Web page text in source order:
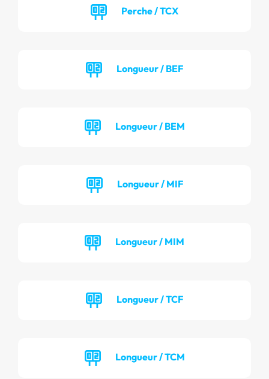
Perche / TCX
Longueur / BEF
Longueur / BEM
Longueur / MIF
Longueur / MIM
Longueur / TCF
Longueur / TCM